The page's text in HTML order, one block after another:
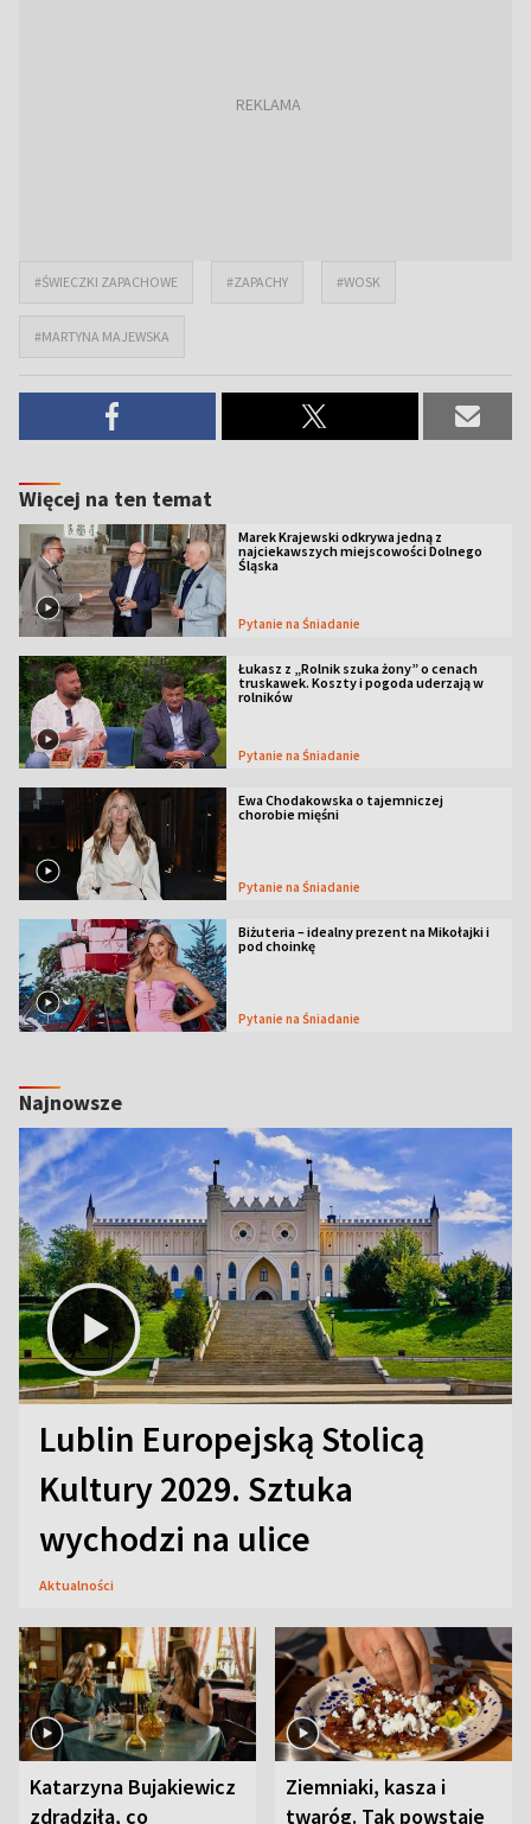
#ŚWIECZKI ZAPACHOWE #ZAPACHY #WOSK
#MARTYNA MAJEWSKA
Więcej na ten temat
Marek Krajewski odkrywa jedną z
najciekawszych miejscowości Dolnego
Śląska
Pytanie na Śniadanie
Łukasz z „Rolnik szuka żony” o cenach
truskawek. Koszty i pogoda uderzają w
rolników
Pytanie na Śniadanie
Ewa Chodakowska o tajemniczej
chorobie mięśni
Pytanie na Śniadanie
Biżuteria – idealny prezent na Mikołajki i
pod choinkę
Pytanie na Śniadanie
Najnowsze
Lublin Europejską Stolicą
Kultury 2029. Sztuka
wychodzi na ulice
Aktualności
Katarzyna Bujakiewicz
zdradziła, co
Ziemniaki, kasza i
twaróg. Tak powstaje